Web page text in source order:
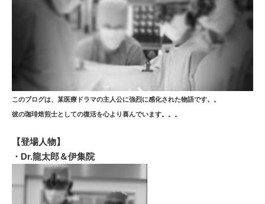
このブログは、某医療ドラマの主人公に強烈に感化された物語です。。
彼の珈琲焙煎士としての復活を心より喜んでいます。。。
【登場人物】
・Dr.龍太郎＆伊集院